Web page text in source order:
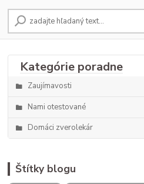
Zaujímavosti
Nami otestované
Domáci zverolekár
Štítky blogu